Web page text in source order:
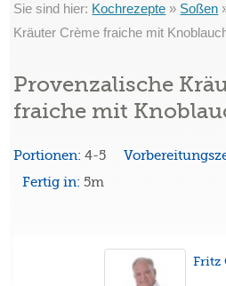
Sie sind hier: Kochrezepte » Soßen
Kräuter Crème fraiche mit
Provenzalische
fraiche mit
Portionen:4-5
Fertig in:5m
Fritz